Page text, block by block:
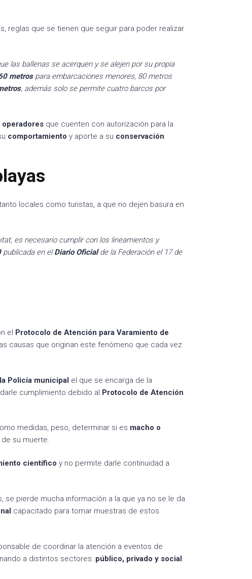
reglas que se tienen que seguir para poder realizar
las ballenas se acerquen y se alejen por su propia
metrospara embarcaciones menores, 80 metros
, además solo se permite cuatro barcos por
operadores que cuenten con autorización para la
comportamiento y aporte a su conservación.
locales como turistas, a que no dejen basura en
es necesario cumplir con los lineamientos y
publicada en elDiario Oficialde la Federación el 17 de
el Protocolo de Atención para Varamiento de
causas que originan este fenómeno que cada vez
Policía municipal el que se encarga de la
cumplimiento debido al Protocolo de Atención
medidas, peso, determinar si es macho o
su muerte.
científico y no permite darle continuidad a
pierde mucha información a la que ya no se le da
capacitado para tomar muestras de estos
de coordinar la atención a eventos de
a distintos sectores: público, privado y social